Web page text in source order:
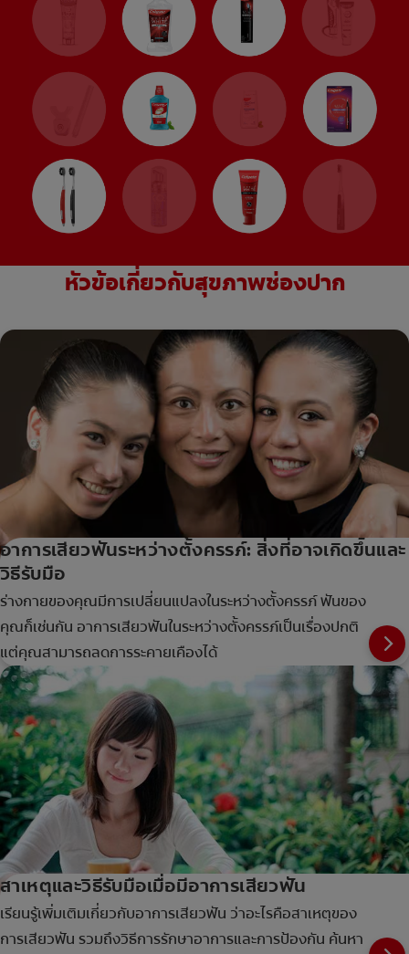
หัวข้อเกี่ยวกับสุขภาพช่องปาก
อาการเสียวฟันระหว่างตั้งครรภ์: สิ่งที่อาจเกิดขึ้นและ
วิธีรับมือ
ร่างกายของคุณมีการเปลี่ยนแปลงในระหว่างตั้งครรภ์ ฟันของ
คุณก็เช่นกัน อาการเสียวฟันในระหว่างตั้งครรภ์เป็นเรื่องปกติ
แต่คุณสามารถลดการระคายเคืองได้
สาเหตุและวิธีรับมือเมื่อมีอาการเสียวฟัน
เรียนรู้เพิ่มเติมเกี่ยวกับอาการเสียวฟัน ว่าอะไรคือสาเหตุของ
การเสียวฟัน รวมถึงวิธีการรักษาอาการและการป้องกัน ค้นหา